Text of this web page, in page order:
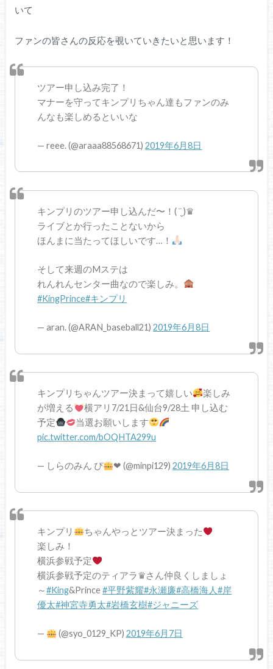
いて
ファンの皆さんの反応を覗いていきたいと思います！
ツアー申し込み完了！
マナーを守ってキンプリちゃん達もファンのみ
んなも楽しめるといいな
— reee. (@araaa88568671)2019年6月8日
キンプリのツアー申し込んだ〜！( ¨̮ )♛︎
ライブとか行ったことないから
ほんまに当たってほしいです…！
そして来週のMステは
れんれんセンター曲なので楽しみ。
#KingPrince#キンプリ
— aran. (@ARAN_baseball21)2019年6月8日
キンプリちゃんツアー決まって嬉しい
楽しみ
が増える
横アリ7/21日&仙台9/28土 申し込む
予定
当選お願いします
pic.twitter.com/bOQHTA299u
— しらのみん ぴ ❤︎ (@minpi129) 2019年6月8日
キンプリ
ちゃんやっとツアー決まった
楽しみ！
横浜参戦予定
横浜参戦予定のティアラ♛さん仲良くしましょ
～#King&Prince#平野紫耀#永瀬廉#高橋海人#岸
優太#神宮寺勇太#岩橋玄樹#ジャニーズ
— (@syo_0129_KP) 2019年6月7日